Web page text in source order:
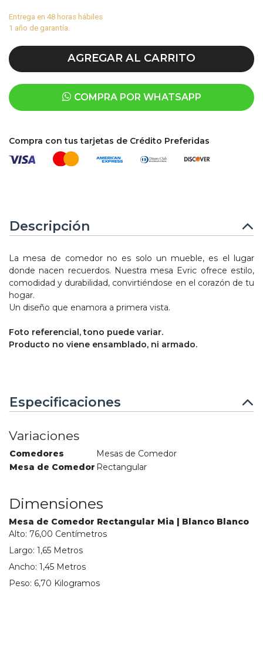
Entrega en 48 horas hábiles
1 año de garantía.
AGREGAR AL CARRITO
COMPRA POR WHATSAPP
Compra con tus tarjetas de Crédito Preferidas
Descripción
La mesa de comedor no es solo un mueble, es el lugar
donde nacen recuerdos. Nuestra mesa Evric ofrece estilo,
comodidad y durabilidad, convirtiéndose en el corazón de tu
hogar.
Un diseño que enamora a primera vista.
Foto referencial, tono puede variar.
Producto no viene ensamblado, ni armado.
Especificaciones
Variaciones
Comedores
Mesas de Comedor
Mesa de Comedor Rectangular
Dimensiones
Mesa de Comedor Rectangular Mia | Blanco Blanco
Alto: 76,00 Centímetros
Largo: 1,65 Metros
Ancho: 1,45 Metros
Peso: 6,70 Kilogramos